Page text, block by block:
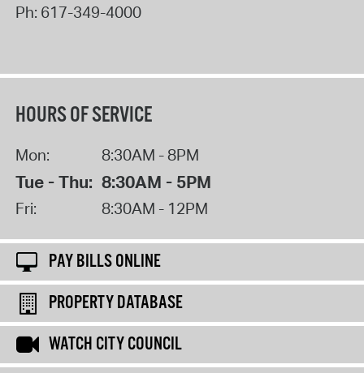
Ph: 617-349-4000
HOURS OF SERVICE
Mon: 8:30AM - 8PM
Tue - Thu: 8:30AM - 5PM
Fri: 8:30AM - 12PM
PAY BILLS ONLINE
PROPERTY DATABASE
WATCH CITY COUNCIL